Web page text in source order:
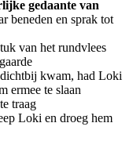
gedaante van
beneden en sprak tot
van het rundvlees
dichtbij kwam, had Loki
ermee te slaan
traag
Loki en droeg hem